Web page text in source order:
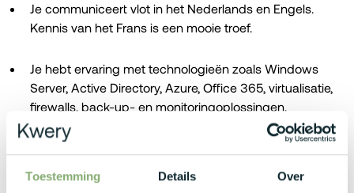
Toestemming Details Over
Je communiceert vlot in het Nederlands en Engels.
Kennis van het Frans is een mooie troef.
Je hebt ervaring met technologieën zoals Windows
Server, Active Directory, Azure, Office 365, virtualisatie,
firewalls, back-up- en monitoringoplossingen.
Je bent vertrouwd met PowerShell en hebt bij voorkeur